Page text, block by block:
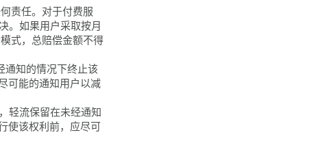
责任。对于付费服
。如果用户采取按月
式，总赔偿金额不得
通知的情况下终止该
可能的通知用户以减
轻流保留在未经通知
使该权利前，应尽可